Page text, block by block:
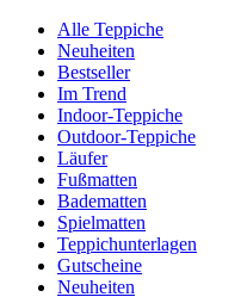
Alle Teppiche
Neuheiten
Bestseller
Im Trend
Indoor-Teppiche
Outdoor-Teppiche
Läufer
Fußmatten
Badematten
Spielmatten
Teppichunterlagen
Gutscheine
Neuheiten